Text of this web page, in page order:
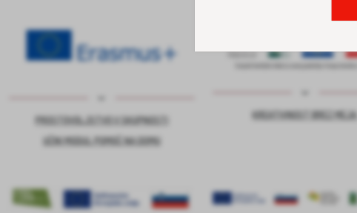
PROSTOVOLJSTVO V SKUPNOSTI
UČNI MODUL POMOČ NA DOMU
KREATIVNOST BREZ MEJA